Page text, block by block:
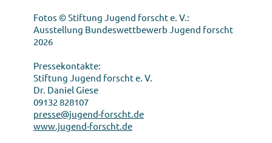
Fotos © Stiftung Jugend forscht e. V.:
Ausstellung Bundeswettbewerb Jugend forscht
2026
Pressekontakte:
Stiftung Jugend forscht e. V.
Dr. Daniel Giese
09132 828107
presse@jugend-forscht.de
www.jugend-forscht.de